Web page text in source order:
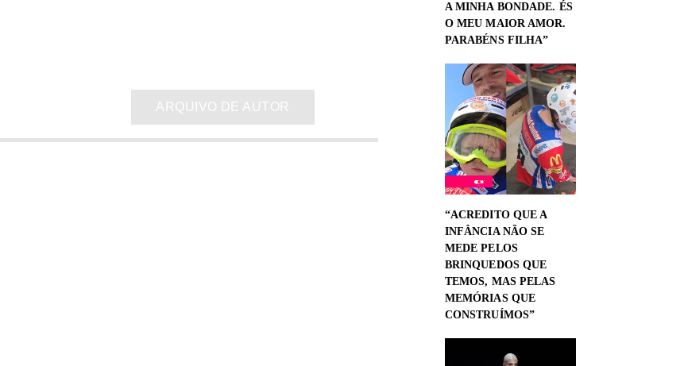
ARQUIVO DE AUTOR
A MINHA BONDADE. ÉS
O MEU MAIOR AMOR.
PARABÉNS FILHA”
“ACREDITO QUE A
INFÂNCIA NÃO SE
MEDE PELOS
BRINQUEDOS QUE
TEMOS, MAS PELAS
MEMÓRIAS QUE
CONSTRUÍMOS”